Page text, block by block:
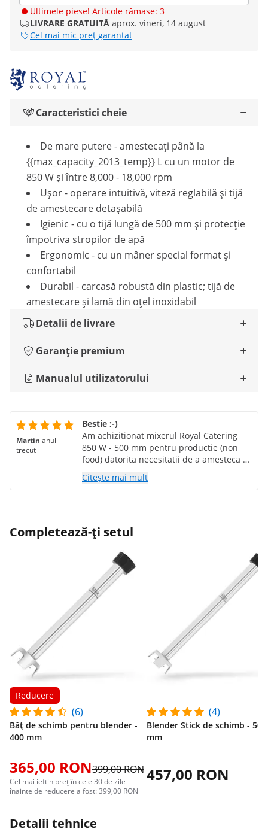
Ultimele piese! Articole rămase: 3
LIVRARE GRATUITĂ aprox. vineri, 14 august
Cel mai mic preț garantat
Caracteristici cheie
De mare putere - amestecați până la
{{max_capacity_2013_temp}} L cu un motor de
850 W și între 8,000 - 18,000 rpm
Ușor - operare intuitivă, viteză reglabilă și tijă
de amestecare detașabilă
Igienic - cu o tijă lungă de 500 mm și protecție
împotriva stropilor de apă
Ergonomic - cu un mâner special format și
confortabil
Durabil - carcasă robustă din plastic; tijă de
amestecare și lamă din oțel inoxidabil
Detalii de livrare
Garanție premium
Manualul utilizatorului
Martin anul
trecut
Bestie ;-)
Am achizitionat mixerul Royal Catering
850 W - 500 mm pentru productie (non
food) datorita necesitatii de a amesteca o
cantitate mare de bai colorate.
Indeplineste ceea ce ne asteptam, are
firimitură și cântărește ceva, dar totuși se
simte frumos de ținut...
Citește mai mult
Completează-ți setul
Reducere
(6)
Băț de schimb pentru blender -
400 mm
365,00 RON399,00 RON
Cel mai ieftin preț în cele 30 de zile
înainte de reducere a fost: 399,00 RON
(4)
Blender Stick de schimb - 500
mm
457,00 RON
Detalii tehnice